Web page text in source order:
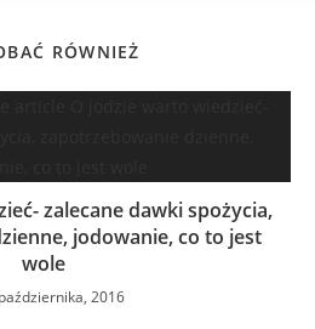
RÓWNIEŻ
zalecane dawki spożycia,
jodowanie, co to jest
wole
2016